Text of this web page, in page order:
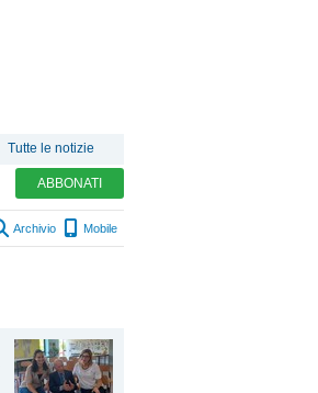
Tutte le notizie
ABBONATI
Archivio Mobile